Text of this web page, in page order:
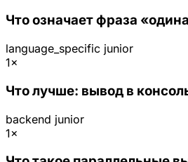
Что означает фраза
language_specific junior
1×
Что лучше: вывод в
backend junior
1×